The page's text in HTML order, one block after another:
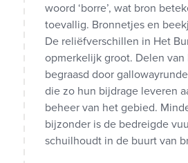
woord ‘borre’, wat bron
toevallig. Bronnetjes en
De reliëfverschillen in Het
opmerkelijk groot. Delen
begraasd door
die zo hun bijdrage leveren
beheer van het gebied.
bijzonder is de bedreigde
schuilhoudt in de buurt van